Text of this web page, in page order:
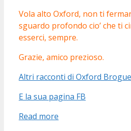
Vola alto Oxford, non ti
sguardo profondo cio’ che ti
esserci, sempre.
Grazie, amico prezioso.
Altri racconti di Oxford Brogue
E la sua pagina FB
Read more